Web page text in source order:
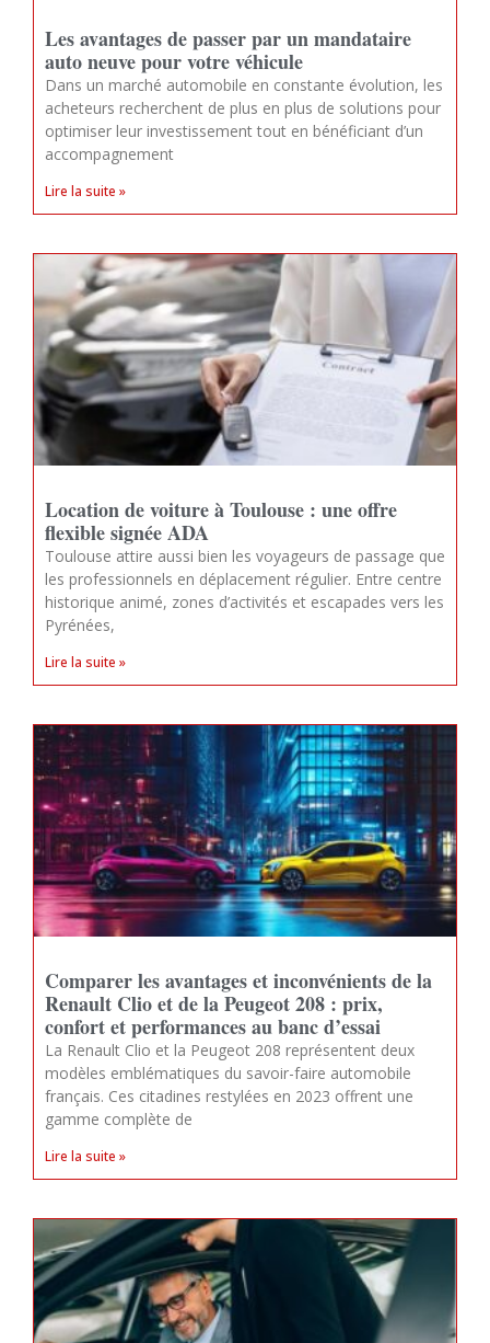
Les avantages de passer par un mandataire
auto neuve pour votre véhicule
Dans un marché automobile en constante évolution, les
acheteurs recherchent de plus en plus de solutions pour
optimiser leur investissement tout en bénéficiant d’un
accompagnement
Lire la suite »
Location de voiture à Toulouse : une offre
flexible signée ADA
Toulouse attire aussi bien les voyageurs de passage que
les professionnels en déplacement régulier. Entre centre
historique animé, zones d’activités et escapades vers les
Pyrénées,
Lire la suite »
Comparer les avantages et inconvénients de la
Renault Clio et de la Peugeot 208 : prix,
confort et performances au banc d’essai
La Renault Clio et la Peugeot 208 représentent deux
modèles emblématiques du savoir-faire automobile
français. Ces citadines restylées en 2023 offrent une
gamme complète de
Lire la suite »